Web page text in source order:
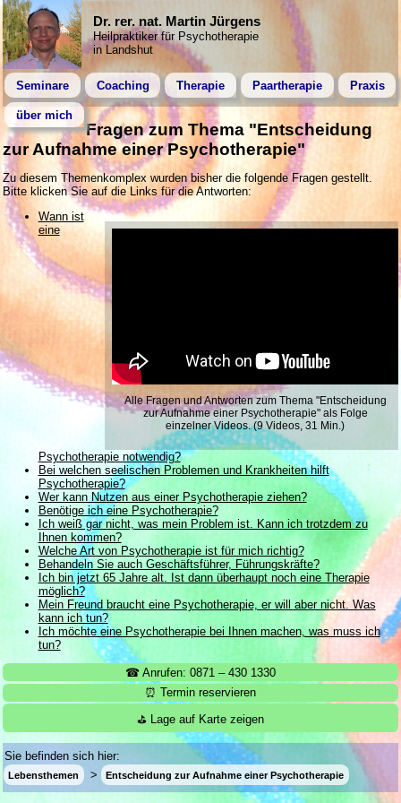
Dr. rer. nat. Martin Jürgens
Heilpraktiker für Psychotherapie
in Landshut
Seminare Coaching Therapie Paartherapie Praxis
über mich
Fragen zum Thema "Entscheidung
zur Aufnahme einer Psychotherapie"
Zu diesem Themenkomplex wurden bisher die folgende Fragen gestellt.
Bitte klicken Sie auf die Links für die Antworten:
Alle Fragen und Antworten zum Thema "Ent­schei­dung
zur Aufnahme einer Psycho­therapie" als Folge
einzelner Videos. (9 Videos, 31 Min.)
Wann ist
eine
Psychotherapie notwendig?
Bei welchen seelischen Problemen und Krankheiten hilft
Psychotherapie?
Wer kann Nutzen aus einer Psychotherapie ziehen?
Benötige ich eine Psychotherapie?
Ich weiß gar nicht, was mein Problem ist. Kann ich trotzdem zu
Ihnen kommen?
Welche Art von Psychotherapie ist für mich richtig?
Behandeln Sie auch Geschäftsführer, Führungskräfte?
Ich bin jetzt 65 Jahre alt. Ist dann überhaupt noch eine Therapie
möglich?
Mein Freund braucht eine Psychotherapie, er will aber nicht. Was
kann ich tun?
Ich möchte eine Psychotherapie bei Ihnen machen, was muss ich
tun?
☎ Anrufen: 0871 – 430 1330
⏰ Termin reservieren
⛳ Lage auf Karte zeigen
Sie befinden sich hier:
Lebensthemen Entscheidung zur Aufnahme einer Psychotherapie